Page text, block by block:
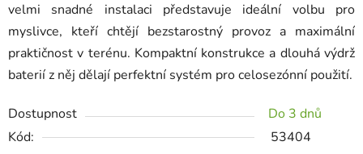
velmi snadné instalaci představuje ideální volbu pro
myslivce, kteří chtějí bezstarostný provoz a maximální
praktičnost v terénu. Kompaktní konstrukce a dlouhá výdrž
baterií z něj dělají perfektní systém pro celosezónní použití.
Dostupnost
Do 3 dnů
Kód:
53404